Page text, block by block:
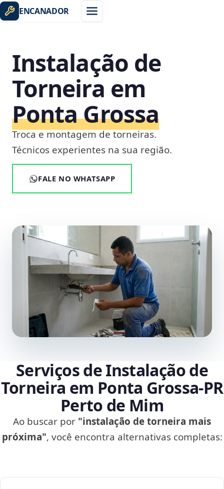
ENCANADOR
Instalação de
Torneira em
Ponta Grossa
Troca e montagem de torneiras.
Técnicos experientes na sua região.
FALE NO WHATSAPP
Serviços de Instalação de
Torneira em Ponta Grossa‑PR
Perto de Mim
Ao buscar por "instalação de torneira mais
próxima", você encontra alternativas completas: